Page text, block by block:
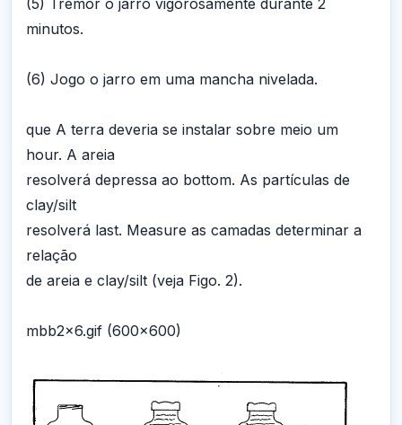
(5) Tremor o jarro vigorosamente durante 2
minutos.
(6) Jogo o jarro em uma mancha nivelada.
que A terra deveria se instalar sobre meio um
hour. A areia
resolverá depressa ao bottom. As partículas de
clay/silt
resolverá last. Measure as camadas determinar a
relação
de areia e clay/silt (veja Figo. 2).
mbb2x6.gif (600x600)